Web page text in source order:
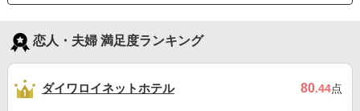
恋人・夫婦 満足度ランキング
ダイワロイネットホテル 80.44点